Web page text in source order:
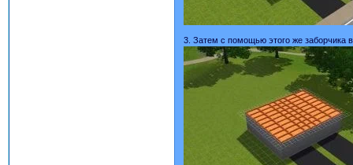
3. Затем с помощью этого же заборчика